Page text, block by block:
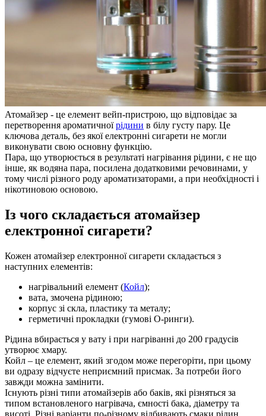
Атомайзер - це елемент вейп-пристрою, що відповідає за
перетворення ароматичноїрідини в білу густу пару. Це
ключова деталь, без якої електронні сигарети не могли
виконувати свою основну функцію.
Пара, що утворюється в результаті нагрівання рідини, є не що
інше, як водяна пара, посилена додатковими речовинами, у
тому числі різного роду ароматизаторами, а при необхідності і
нікотиновою основою.
Із чого складається атомайзер
електронної сигарети?
Кожен атомайзер електронної сигарети складається з
наступних елементів:
нагрівальний елемент (Койл);
вата, змочена рідиною;
корпус зі скла, пластику та металу;
герметичні прокладки (гумові О-ринги).
Рідина вбирається у вату і при нагріванні до 200 градусів
утворює хмару.
Койл – це елемент, який згодом може перегоріти, при цьому
ви одразу відчуєте неприємний присмак. За потреби його
завжди можна замінити.
Існують різні типи атомайзерів або баків, які різняться за
типом встановленого нагрівача, ємності бака, діаметру та